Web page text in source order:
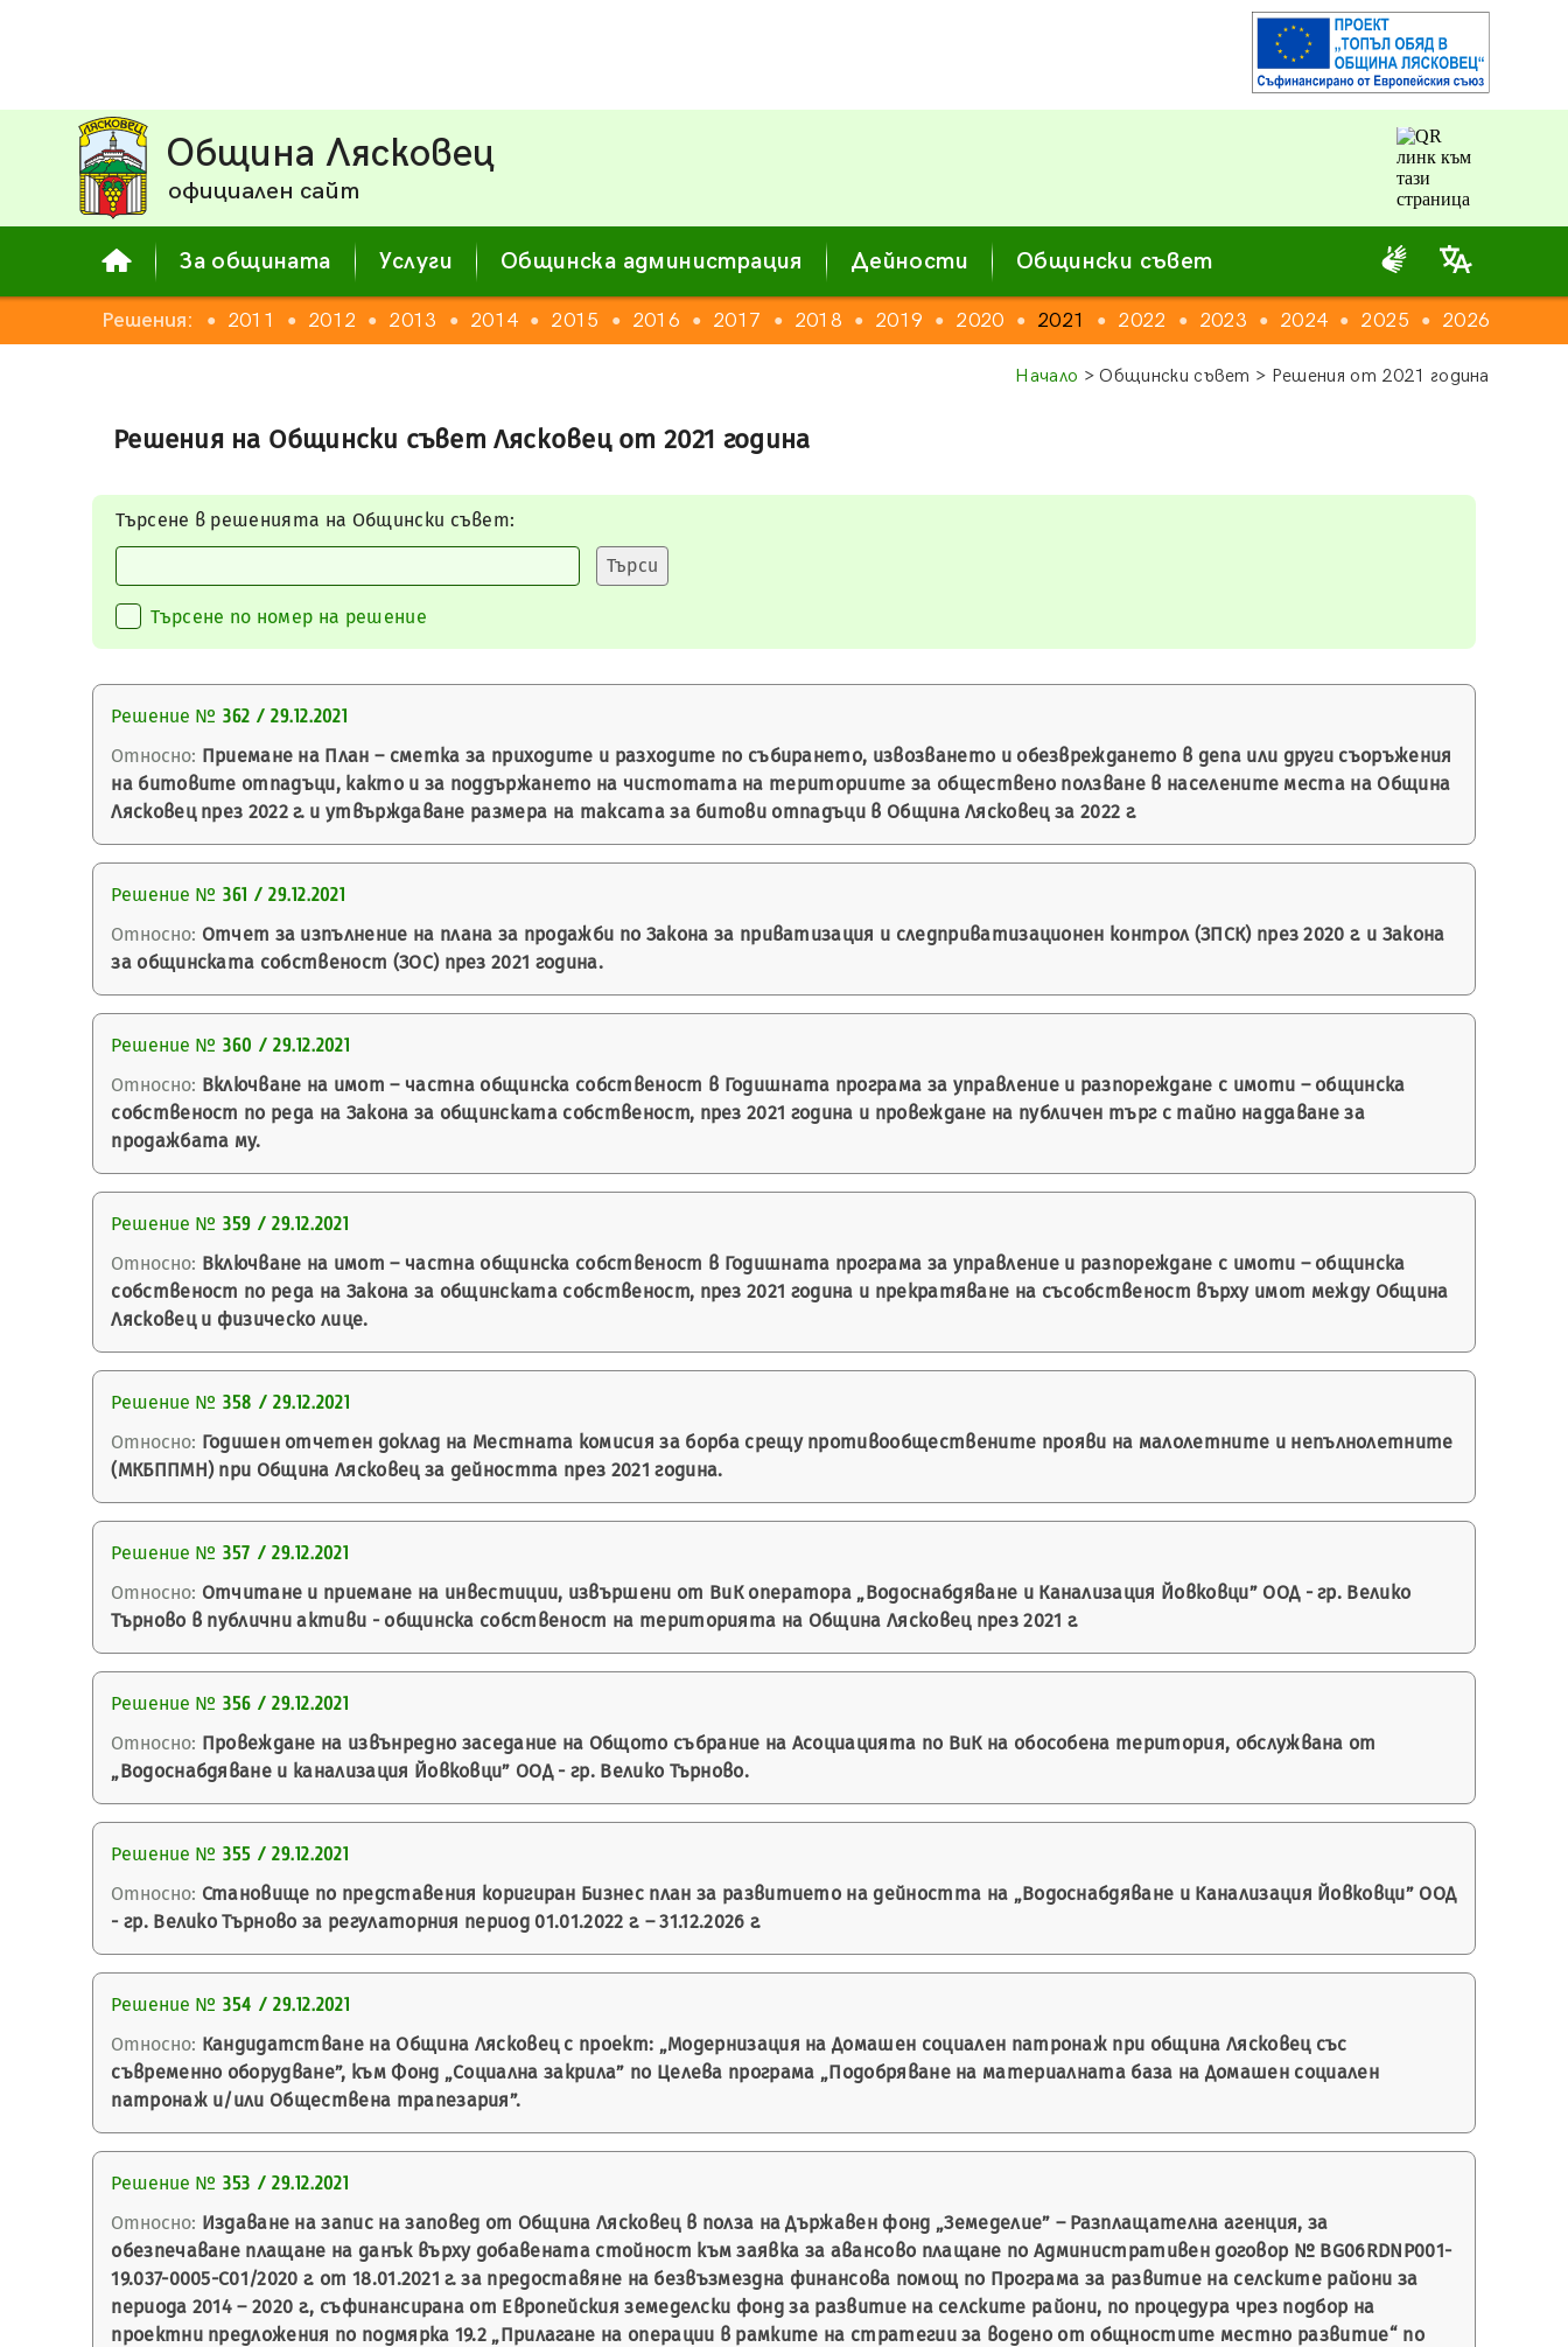
Община Лясковец
официален сайт
За общината Услуги Общинска администрация Дейности Общински съвет
Решения:
2009 ● 2010 ● 2011 ● 2012 ● 2013 ● 2014 ● 2015 ● 2016 ● 2017 ● 2018 ● 2019 ● 2020 ● 2021 ● 2022 ● 2023 ● 2024 ● 2025 ● 2026
Начало > Общински съвет > Решения от 2021 година
Решения на Общински съвет Лясковец от 2021 година
Търсене в решенията на Общински съвет:
Търсене по номер на решение
Решение № 362 / 29.12.2021
Относно: Приемане на План – сметка за приходите и разходите по събирането, извозването и обезвреждането в депа или други съоръжения
на битовите отпадъци, както и за поддържането на чистотата на териториите за обществено ползване в населените места на Община
Лясковец през 2022 г. и утвърждаване размера на таксата за битови отпадъци в Община Лясковец за 2022 г.
Решение № 361 / 29.12.2021
Относно: Отчет за изпълнение на плана за продажби по Закона за приватизация и следприватизационен контрол (ЗПСК) през 2020 г. и Закона
за общинската собственост (ЗОС) през 2021 година.
Решение № 360 / 29.12.2021
Относно: Включване на имот – частна общинска собственост в Годишната програма за управление и разпореждане с имоти – общинска
собственост по реда на Закона за общинската собственост, през 2021 година и провеждане на публичен търг с тайно наддаване за
продажбата му.
Решение № 359 / 29.12.2021
Относно: Включване на имот – частна общинска собственост в Годишната програма за управление и разпореждане с имоти – общинска
собственост по реда на Закона за общинската собственост, през 2021 година и прекратяване на съсобственост върху имот между Община
Лясковец и физическо лице.
Решение № 358 / 29.12.2021
Относно: Годишен отчетен доклад на Местната комисия за борба срещу противообществените прояви на малолетните и непълнолетните
(МКБППМН) при Община Лясковец за дейността през 2021 година.
Решение № 357 / 29.12.2021
Относно: Отчитане и приемане на инвестиции, извършени от ВиК оператора „Водоснабдяване и Канализация Йовковци” ООД - гр. Велико
Търново в публични активи - общинска собственост на територията на Община Лясковец през 2021 г.
Решение № 356 / 29.12.2021
Относно: Провеждане на извънредно заседание на Общото събрание на Асоциацията по ВиК на обособена територия, обслужвана от
„Водоснабдяване и канализация Йовковци” ООД - гр. Велико Търново.
Решение № 355 / 29.12.2021
Относно: Становище по представения коригиран Бизнес план за развитието на дейността на „Водоснабдяване и Канализация Йовковци” ООД
- гр. Велико Търново за регулаторния период 01.01.2022 г. – 31.12.2026 г.
Решение № 354 / 29.12.2021
Относно: Кандидатстване на Община Лясковец с проект: „Модернизация на Домашен социален патронаж при община Лясковец със
съвременно оборудване”, към Фонд „Социална закрила” по Целева програма „Подобряване на материалната база на Домашен социален
патронаж и/или Обществена трапезария”.
Решение № 353 / 29.12.2021
Относно: Издаване на запис на заповед от Община Лясковец в полза на Държавен фонд „Земеделие” – Разплащателна агенция, за
обезпечаване плащане на данък върху добавената стойност към заявка за авансово плащане по Административен договор № BG06RDNP001-
19.037-0005-С01/2020 г. от 18.01.2021 г. за предоставяне на безвъзмездна финансова помощ по Програма за развитие на селските райони за
периода 2014 – 2020 г., съфинансирана от Европейския земеделски фонд за развитие на селските райони, по процедура чрез подбор на
проектни предложения по подмярка 19.2 „Прилагане на операции в рамките на стратегии за водено от общностите местно развитие“ по